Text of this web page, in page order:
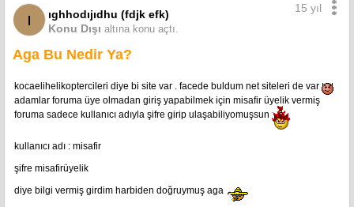
ı
ıghhodıjıdhu (fdjk efk)
Konu Dışı altına konu açtı.
15 yıl
Aga Bu Nedir Ya?
kocaelihelikoptercileri diye bi site var . facede buldum net siteleri de var
adamlar foruma üye olmadan giriş yapabilmek için misafir üyelik vermiş
foruma sadece kullanıcı adıyla şifre girip ulaşabiliyomuşsun
kullanıcı adı : misafir
şifre misafirüyelik
diye bilgi vermiş girdim harbiden doğruymuş aga